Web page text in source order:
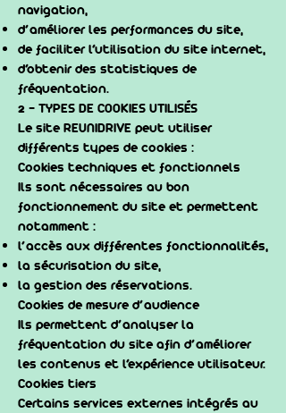
navigation,
d’améliorer les performances du site,
de faciliter l’utilisation du site internet,
d’obtenir des statistiques de
fréquentation.
2 - TYPES DE COOKIES UTILISÉS
Le site REUNIDRIVE peut utiliser
différents types de cookies :
Cookies techniques et fonctionnels
Ils sont nécessaires au bon
fonctionnement du site et permettent
notamment :
l’accès aux différentes fonctionnalités,
la sécurisation du site,
la gestion des réservations.
Cookies de mesure d’audience
Ils permettent d’analyser la
fréquentation du site afin d’améliorer
les contenus et l’expérience utilisateur.
Cookies tiers
Certains services externes intégrés au